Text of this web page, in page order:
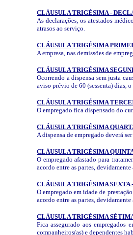
CLÁUSULA TRIGÉSIMA -
As declarações, os atestados
atrasos ao serviço.
CLÁUSULA TRIGÉSIMA
A empresa, nas demissões de
CLÁUSULA TRIGÉSIMA
Ocorrendo a dispensa sem justa
aviso prévio de 60 (sessenta) dias,
CLÁUSULA TRIGÉSIMA
O empregado fica dispensado do
CLÁUSULA TRIGÉSIMA
A dispensa de empregado deverá
CLÁUSULA TRIGÉSIMA
O empregado afastado para
acordo entre as partes,
CLÁUSULA TRIGÉSIMA
O empregado em idade de
acordo entre as partes,
CLÁUSULA TRIGÉSIMA
Fica assegurado aos
companheiros(as) e dependentes